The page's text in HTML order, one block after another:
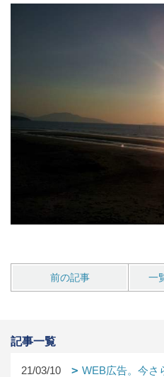
前の記事 一
記事一覧
21/03/10
WEB広告。今さ